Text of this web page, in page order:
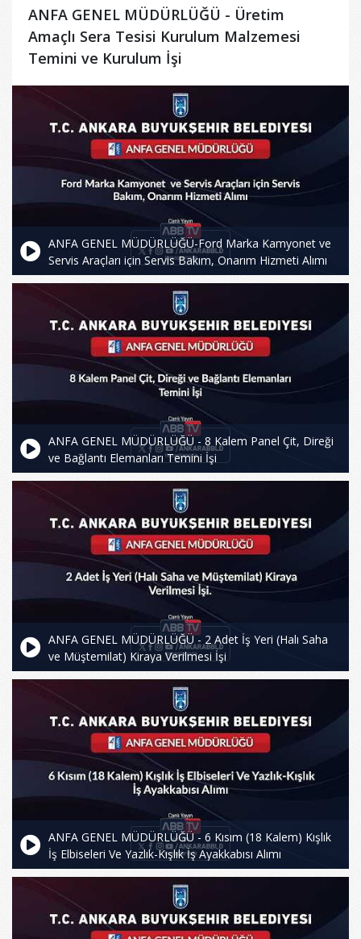
ANFA GENEL MÜDÜRLÜĞÜ - Üretim
Amaçlı Sera Tesisi Kurulum Malzemesi
Temini ve Kurulum İşi
ANFA GENEL MÜDÜRLÜĞÜ-Ford Marka Kamyonet ve
Servis Araçları için Servis Bakım, Onarım Hizmeti Alımı
ANFA GENEL MÜDÜRLÜĞÜ - 8 Kalem Panel Çit, Direği
ve Bağlantı Elemanları Temini İşi
ANFA GENEL MÜDÜRLÜĞÜ - 2 Adet İş Yeri (Halı Saha
ve Müştemilat) Kiraya Verilmesi İşi
ANFA GENEL MÜDÜRLÜĞÜ - 6 Kısım (18 Kalem) Kışlık
İş Elbiseleri Ve Yazlık-Kışlık İş Ayakkabısı Alımı